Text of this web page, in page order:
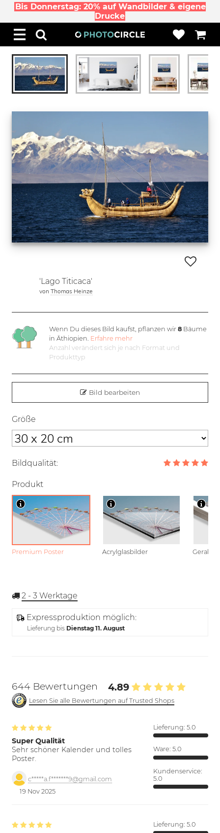
Bis Donnerstag: 20% auf Wandbilder & eigene
Drucke
'Lago Titicaca'
von Thomas Heinze
Wenn Du dieses Bild kaufst, pflanzen wir8 Bäume
in Äthiopien. Erfahre mehr
Anzahl verändert sich je nach Format und
Produkttyp
Bild bearbeiten
Größe
Bildqualität:
Produkt
Premium Poster Acrylglasbilder
2 - 3 Werktage
Expressproduktion möglich:
Lieferung bis Dienstag 11. August
644 Bewertungen 4.89
Lesen Sie alle Bewertungen auf Trusted Shops
Super Qualität
Sehr schöner Kalender und tolles
Poster.
c*****a.f*******9@gmail.com
19 Nov 2025
Lieferung: 5.0
Ware: 5.0
Kundenservice:
5.0
Lieferung: 5.0